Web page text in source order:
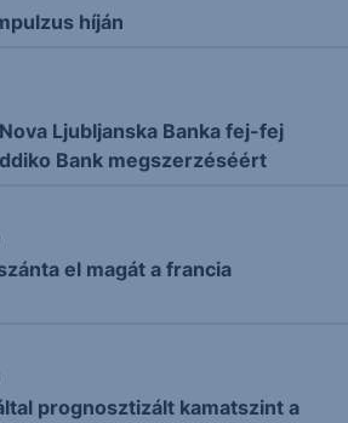
híján
Ljubljanska Banka fej-fej
Bank megszerzéséért
el magát a francia
prognosztizált kamatszint a